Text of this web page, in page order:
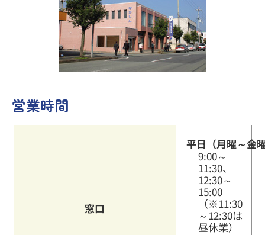
投資信託
その他のサービス
よくあるご質問
営業時間
窓口
平日（月曜～金
9:00～
11:30、
12:30～
15:00
（※11:30
～12:30は
昼休業）